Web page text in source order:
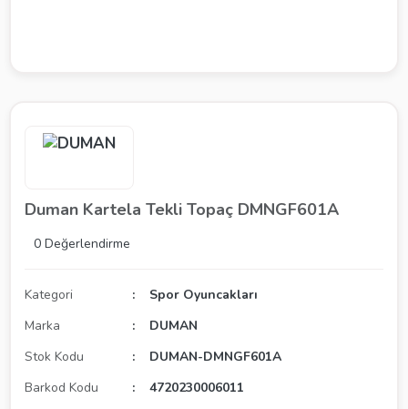
Duman Kartela Tekli Topaç DMNGF601A
0 Değerlendirme
Kategori
Spor Oyuncakları
Marka
DUMAN
Stok Kodu
DUMAN-DMNGF601A
Barkod Kodu
4720230006011